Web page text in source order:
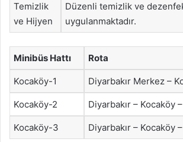
Temizlik
ve Hijyen
Düzenli temizlik ve
uygulanmaktadır.
Minibüs Hattı Rota
Kocaköy-1 Diyarbakır Merkez –
Kocaköy-2 Diyarbakır – Kocaköy
Kocaköy-3 Diyarbakır – Kocaköy